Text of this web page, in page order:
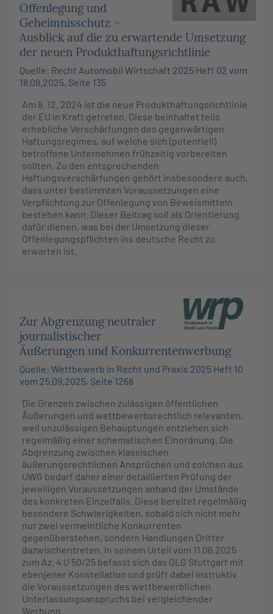
Offenlegung und
Geheimnisschutz –
Ausblick auf die zu erwartende Umsetzung
der neuen Produkthaftungsrichtlinie
Quelle: Recht Automobil Wirtschaft 2025 Heft 02 vom
18.09.2025, Seite 135
Am 9. 12. 2024 ist die neue Produkthaftungsrichtlinie
der EU in Kraft getreten. Diese beinhaltet teils
erhebliche Verschärfungen des gegenwärtigen
Haftungsregimes, auf welche sich (potentiell)
betroffene Unternehmen frühzeitig vorbereiten
sollten. Zu den entsprechenden
Haftungsverschärfungen gehört insbesondere auch,
dass unter bestimmten Voraussetzungen eine
Verpflichtung zur Offenlegung von Beweismitteln
bestehen kann. Dieser Beitrag soll als Orientierung
dafür dienen, was bei der Umsetzung dieser
Offenlegungspflichten ins deutsche Recht zu
erwarten ist.
Zur Abgrenzung neutraler
journalistischer
Äußerungen und Konkurrentenwerbung
Quelle: Wettbewerb in Recht und Praxis 2025 Heft 10
vom 25.09.2025, Seite 1268
Die Grenzen zwischen zulässigen öffentlichen
Äußerungen und wettbewerbsrechtlich relevanten,
weil unzulässigen Behauptungen entziehen sich
regelmäßig einer schematischen Einordnung. Die
Abgrenzung zwischen klassischen
äußerungsrechtlichen Ansprüchen und solchen aus
UWG bedarf daher einer detaillierten Prüfung der
jeweiligen Voraussetzungen anhand der Umstände
des konkreten Einzelfalls. Diese bereitet regelmäßig
besondere Schwierigkeiten, sobald sich nicht mehr
nur zwei vermeintliche Konkurrenten
gegenüberstehen, sondern Handlungen Dritter
dazwischentreten. In seinem Urteil vom 11.06.2025
zum Az. 4 U 50/25 befasst sich das OLG Stuttgart mit
ebenjener Konstellation und prüft dabei instruktiv
die Voraussetzungen des wettbewerblichen
Unterlassungsanspruchs bei vergleichender
Werbung.